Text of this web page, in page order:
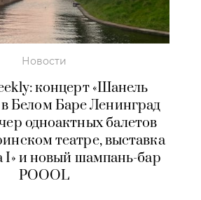
Новости
концерт «Шанель
в Белом Баре Ленинград
одноактных балетов
театре, выставка
I» и новый шампань-бар
POOOL